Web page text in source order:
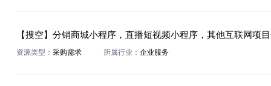
【搜空】分销商城小程序，直播短视频小程序，其他互联网项
资源类型： 采购需求 所属行业： 企业服务